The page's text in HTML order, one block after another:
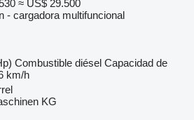
≈ US$ 29.500
- cargadora multifuncional
Combustible diésel Capacidad de
km/h
KG